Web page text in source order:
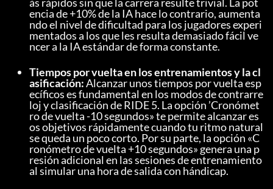
encia de +10% de la IA hace lo contrario, aumenta
ndo el nivel de dificultad para los jugadores experi
mentados a los que les resulta demasiado fácil ve
ncer a la IA estándar de forma constante.
Tiempos por vuelta en los entrenamientos y la cl
asificación: Alcanzar unos tiempos por vuelta esp
ecíficos es fundamental en los modos de contrarre
loj y clasificación de RIDE 5. La opción ’Cronómet
ro de vuelta -10 segundos» te permite alcanzar es
os objetivos rápidamente cuando tu ritmo natural
se queda un poco corto. Por su parte, la opción «C
ronómetro de vuelta +10 segundos» genera una p
resión adicional en las sesiones de entrenamiento
al simular una hora de salida con hándicap.